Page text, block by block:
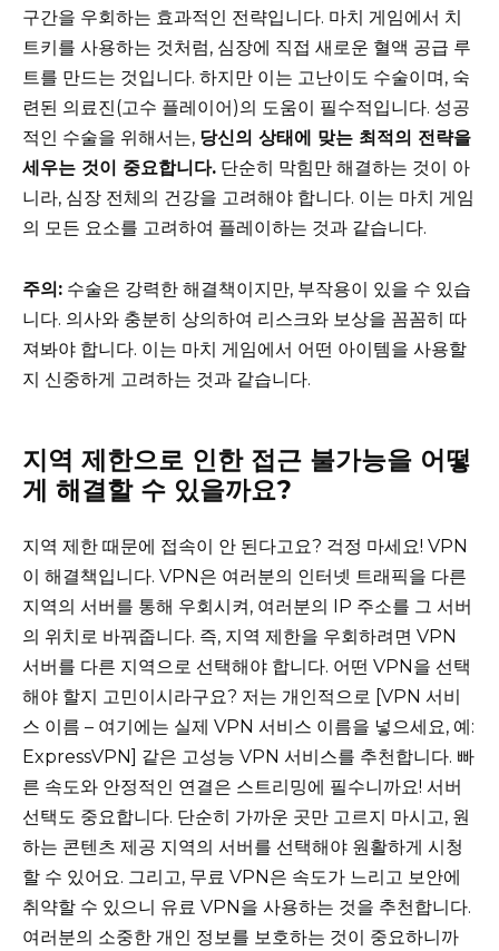
구간을 우회하는 효과적인 전략입니다. 마치 게임에서 치
트키를 사용하는 것처럼, 심장에 직접 새로운 혈액 공급 루
트를 만드는 것입니다. 하지만 이는 고난이도 수술이며, 숙
련된 의료진(고수 플레이어)의 도움이 필수적입니다. 성공
적인 수술을 위해서는, 당신의 상태에 맞는 최적의 전략을
세우는 것이 중요합니다. 단순히 막힘만 해결하는 것이 아
니라, 심장 전체의 건강을 고려해야 합니다. 이는 마치 게임
의 모든 요소를 고려하여 플레이하는 것과 같습니다.
주의: 수술은 강력한 해결책이지만, 부작용이 있을 수 있습
니다. 의사와 충분히 상의하여 리스크와 보상을 꼼꼼히 따
져봐야 합니다. 이는 마치 게임에서 어떤 아이템을 사용할
지 신중하게 고려하는 것과 같습니다.
지역 제한으로 인한 접근 불가능을 어떻
게 해결할 수 있을까요?
지역 제한 때문에 접속이 안 된다고요? 걱정 마세요! VPN
이 해결책입니다. VPN은 여러분의 인터넷 트래픽을 다른
지역의 서버를 통해 우회시켜, 여러분의 IP 주소를 그 서버
의 위치로 바꿔줍니다. 즉, 지역 제한을 우회하려면 VPN
서버를 다른 지역으로 선택해야 합니다. 어떤 VPN을 선택
해야 할지 고민이시라구요? 저는 개인적으로 [VPN 서비
스 이름 – 여기에는 실제 VPN 서비스 이름을 넣으세요, 예:
ExpressVPN] 같은 고성능 VPN 서비스를 추천합니다. 빠
른 속도와 안정적인 연결은 스트리밍에 필수니까요! 서버
선택도 중요합니다. 단순히 가까운 곳만 고르지 마시고, 원
하는 콘텐츠 제공 지역의 서버를 선택해야 원활하게 시청
할 수 있어요. 그리고, 무료 VPN은 속도가 느리고 보안에
취약할 수 있으니 유료 VPN을 사용하는 것을 추천합니다.
여러분의 소중한 개인 정보를 보호하는 것이 중요하니까